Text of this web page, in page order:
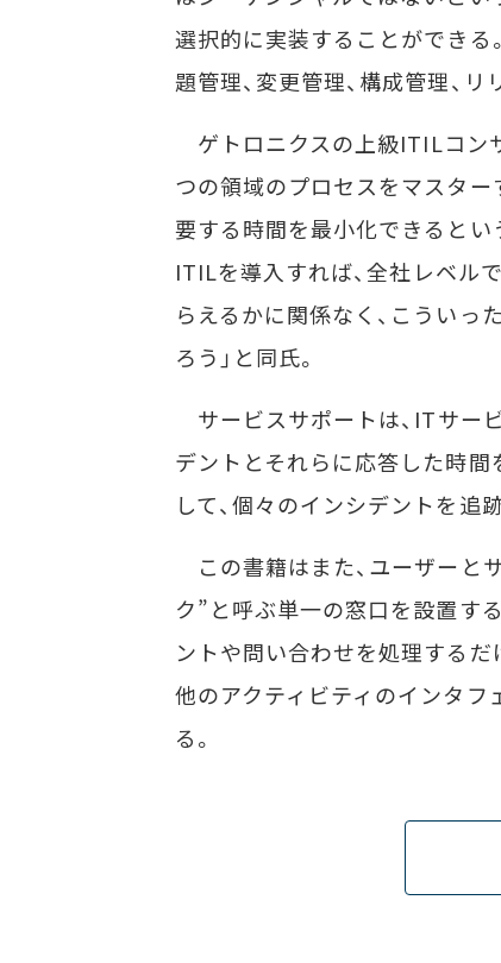
選択的に実装することができる
題管理、変更管理、構成管理、
ゲトロニクスの上級ITILコン
つの領域のプロセスをマスター
要する時間を最小化できるとい
ITILを導入すれば、全社レベル
らえるかに関係なく、こうい
ろう」と同氏。
サービスサポートは、ITサー
デントとそれらに応答した時間
して、個々のインシデントを追
この書籍はまた、ユーザーと
ク”と呼ぶ単一の窓口を設置す
ントや問い合わせを処理するだ
他のアクティビティのインタ
る。